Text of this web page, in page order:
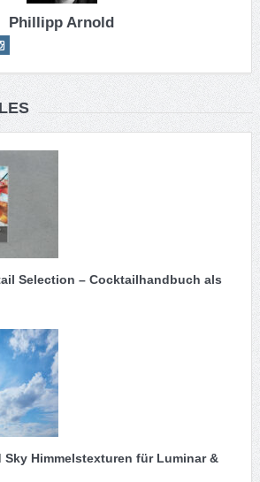
Phillipp Arnold
Selection – Cocktailhandbuch als
Sky Himmelstexturen für Luminar &